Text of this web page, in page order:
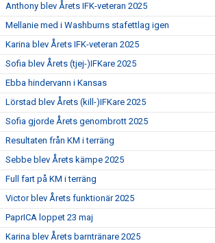
Anthony blev Årets IFK-veteran 2025
Mellanie med i Washburns stafettlag igen
Karina blev Årets IFK-veteran 2025
Sofia blev Årets (tjej-)IFKare 2025
Ebba hindervann i Kansas
Lörstad blev Årets (kill-)IFKare 2025
Sofia gjorde Årets genombrott 2025
Resultaten från KM i terräng
Sebbe blev Årets kämpe 2025
Full fart på KM i terräng
Victor blev Årets funktionär 2025
PaprICA loppet 23 maj
Karina blev Årets barntränare 2025